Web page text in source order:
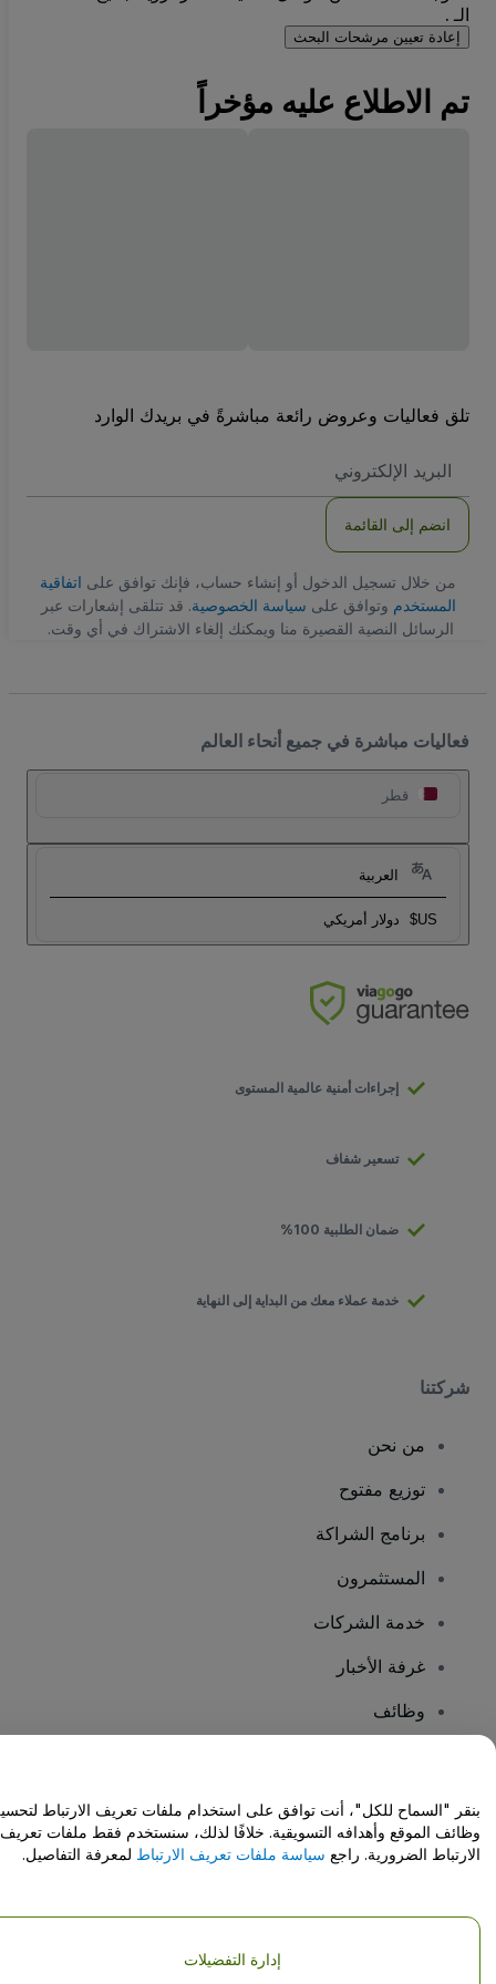
الـ .
إعادة تعيين مرشحات البحث
تم الاطلاع عليه مؤخراً
تلق فعاليات وعروض رائعة مباشرةً في بريدك الوارد
الاكتروني
انضم إلى القائمة
من خلال تسجيل الدخول أو إنشاء حساب، فإنك توافق على اتفاقية
المستخدم وتوافق على سياسة الخصوصية. قد تتلقى إشعارات عبر
الرسائل النصية القصيرة منا ويمكنك إلغاء الاشتراك في أي وقت.
فعاليات مباشرة في جميع أنحاء العالم
قطر
العربية
US$ دولار أمريكي
إجراءات أمنية عالمية المستوى
تسعير شفاف
ضمان الطلبية 100%
خدمة عملاء معك من البداية إلى النهاية
شركتنا
من نحن
توزيع مفتوح
برنامج الشراكة
المستثمرون
خدمة الشركات
غرفة الأخبار
وظائف
مركز المساعدة / اتصل بنا
حقوق النشر © شركة فياجوجو المحدودة 2026
تفاصيل الشركة
بنقر "السماح للكل"، أنت توافق على استخدام ملفات تعريف الارتباط
وظائف الموقع وأهدافه التسويقية. خلافًا لذلك، سنستخدم فقط ملفات تعريف
الارتباط الضرورية. راجع سياسة ملفات تعريف الارتباط لمعرفة التفاصيل.
إدارة التفضيلات